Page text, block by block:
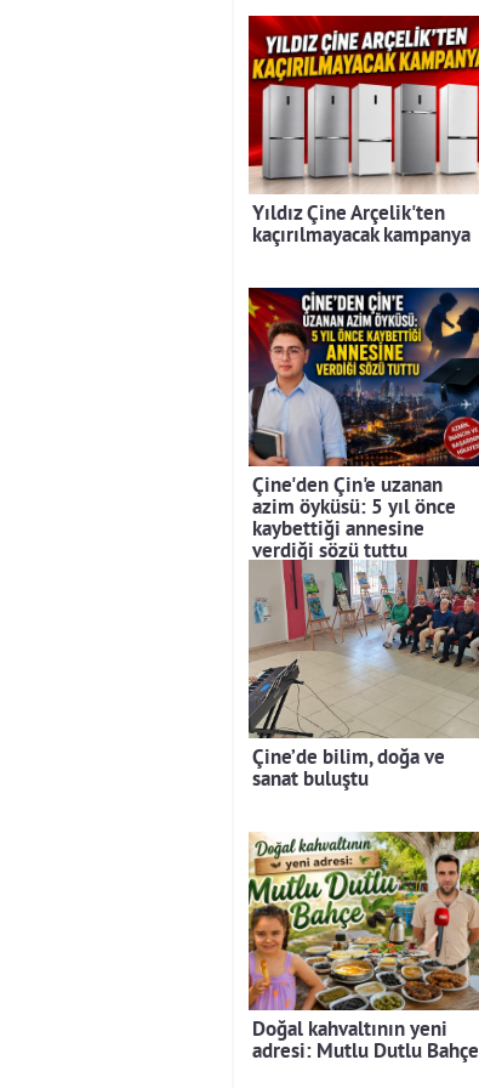
Yıldız Çine Arçelik'ten
kaçırılmayacak kampanya
Çine'den Çin'e uzanan
azim öyküsü: 5 yıl önce
kaybettiği annesine
verdiği sözü tuttu
Çine’de bilim, doğa ve
sanat buluştu
Doğal kahvaltının yeni
adresi: Mutlu Dutlu Bahçe